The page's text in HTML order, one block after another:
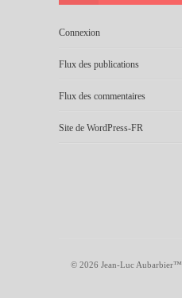
Connexion
Flux des publications
Flux des commentaires
Site de WordPress-FR
© 2026 Jean-Luc Aubarbier™